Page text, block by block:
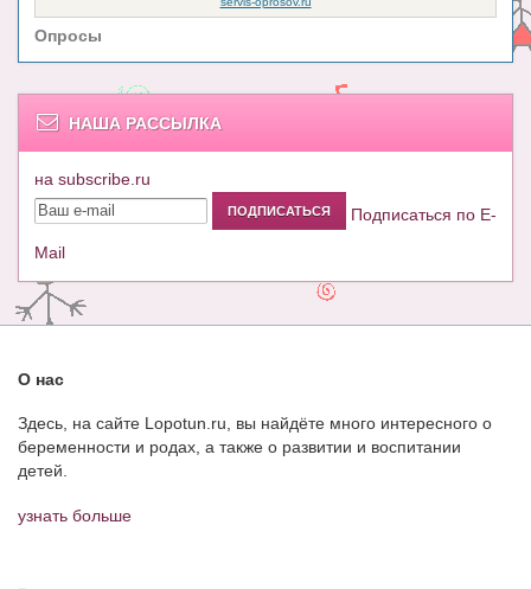
Опросы
НАША РАССЫЛКА
на subscribe.ru
Подписаться по E-
Mail
О нас
Здесь, на сайте Lopotun.ru, вы найдёте много интересного о
беременности и родах, а также о развитии и воспитании
детей.
узнать больше